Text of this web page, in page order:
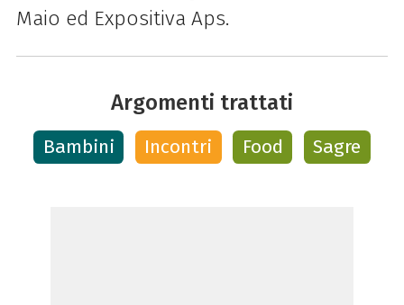
Maio ed Expositiva Aps.
Argomenti trattati
Bambini Incontri Food Sagre